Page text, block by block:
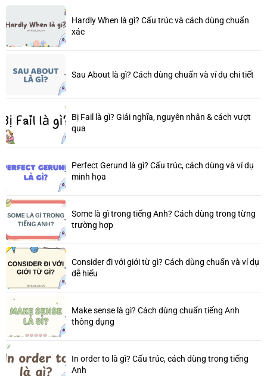
Hardly When là gì? Cấu trúc và cách dùng chuẩn
xác
Sau About là gì? Cách dùng chuẩn và ví dụ chi tiết
Bị Fail là gì? Giải nghĩa, nguyên nhân & cách vượt
qua
Perfect Gerund là gì? Cấu trúc, cách dùng và ví dụ
minh họa
Some là gì trong tiếng Anh? Cách dùng trong từng
trường hợp
Consider đi với giới từ gì? Cách dùng chuẩn và ví dụ
dễ hiểu
Make sense là gì? Cách dùng chuẩn tiếng Anh
thông dụng
In order to là gì? Cấu trúc, cách dùng trong tiếng
Anh